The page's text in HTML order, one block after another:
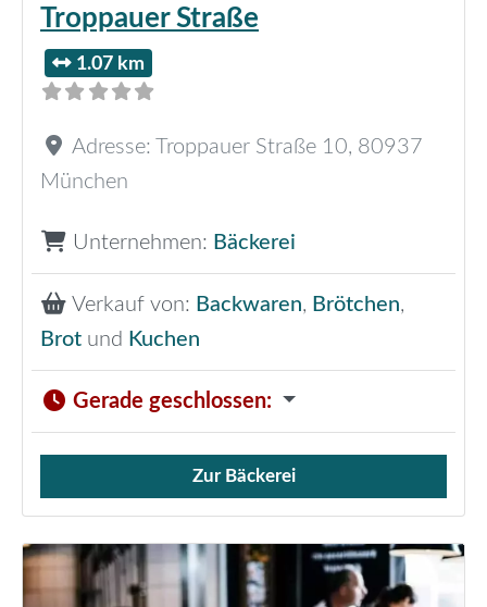
Troppauer Straße
1.07 km
Adresse: Troppauer Straße 10, 80937
München
Unternehmen: Bäckerei
Verkauf von: Backwaren, Brötchen,
Brot und Kuchen
Gerade geschlossen:
Verkauf von Brötchen,
Zur Bäckerei